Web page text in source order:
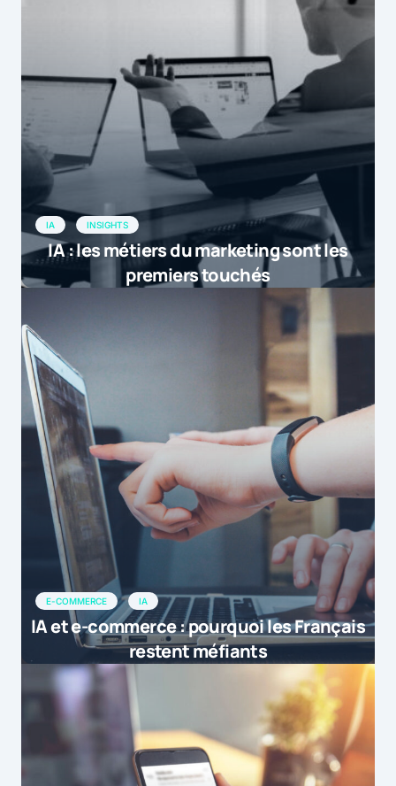
IA INSIGHTS
IA : les métiers du marketing sont les
premiers touchés
E-COMMERCE IA
IA et e-commerce : pourquoi les Français
restent méfiants